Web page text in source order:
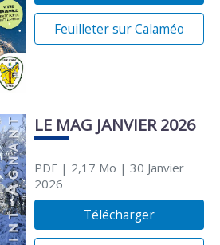
Feuilleter sur Calaméo
LE MAG JANVIER 2026
PDF| 2,17 Mo | 30 Janvier
2026
Télécharger